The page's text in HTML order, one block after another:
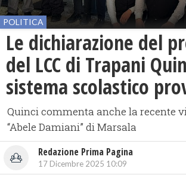
POLITICA
​Le dichiarazione del
del LCC di Trapani
sistema scolastico
Quinci commenta anche la recente
“Abele Damiani” di Marsala
Redazione Prima Pagina
17 Dicembre 2025 10:09